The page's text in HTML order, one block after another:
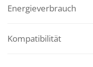
Energieverbrauch
Kompatibilität